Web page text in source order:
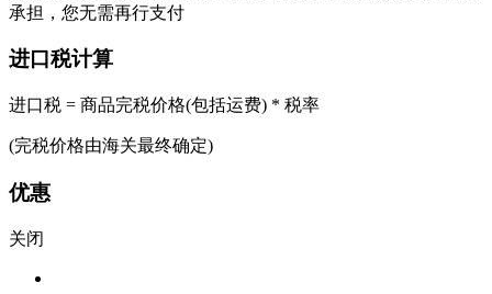
承担，您无需再行支付
进口税计算
进口税 = 商品完税价格(包括运费) * 税率
(完税价格由海关最终确定)
优惠
关闭